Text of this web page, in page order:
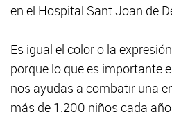
en el Hospital Sant Joan de
Es igual el color o la
porque lo que es importante
nos ayudas a combatir una
más de 1.200 niños cada